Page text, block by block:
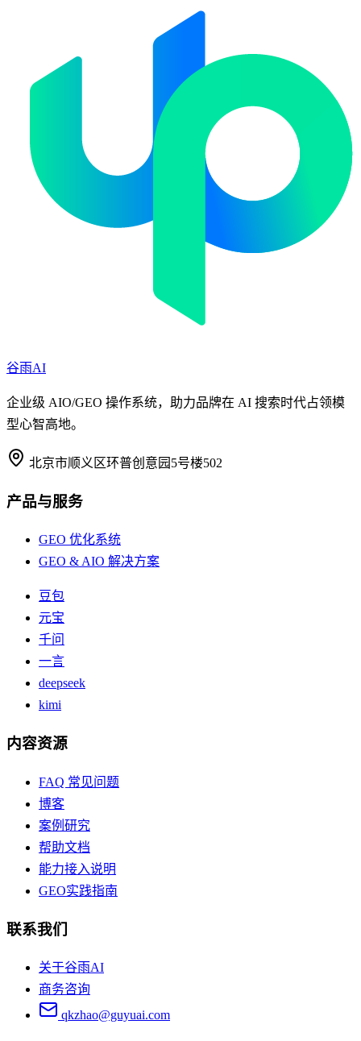
谷雨AI
企业级 AIO/GEO 操作系统，助力品牌在 AI 搜索时代占领模
型心智高地。
北京市顺义区环普创意园5号楼502
产品与服务
GEO 优化系统
GEO & AIO 解决方案
豆包
元宝
千问
一言
deepseek
kimi
内容资源
FAQ 常见问题
博客
案例研究
帮助文档
能力接入说明
GEO实践指南
联系我们
关于谷雨AI
商务咨询
qkzhao@guyuai.com